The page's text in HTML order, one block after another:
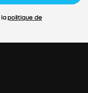
politique de